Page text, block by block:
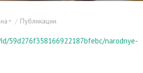
Публикации
59d276f358166922187bfebc/narodnye-
rebenka-